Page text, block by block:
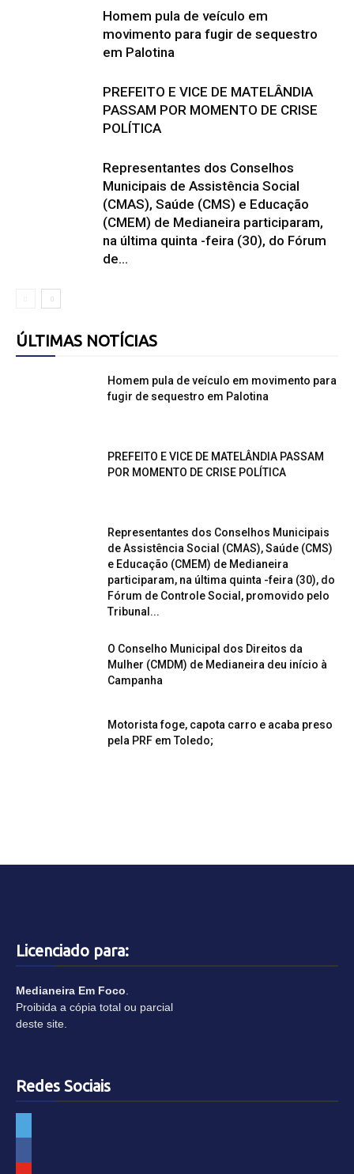
Homem pula de veículo em
movimento para fugir de sequestro
em Palotina
PREFEITO E VICE DE MATELÂNDIA
PASSAM POR MOMENTO DE CRISE
POLÍTICA
Representantes dos Conselhos
Municipais de Assistência Social
(CMAS), Saúde (CMS) e Educação
(CMEM) de Medianeira participaram,
na última quinta -feira (30), do Fórum
de...
ÚLTIMAS NOTÍCIAS
Homem pula de veículo em movimento para
fugir de sequestro em Palotina
PREFEITO E VICE DE MATELÂNDIA PASSAM
POR MOMENTO DE CRISE POLÍTICA
Representantes dos Conselhos Municipais
de Assistência Social (CMAS), Saúde (CMS)
e Educação (CMEM) de Medianeira
participaram, na última quinta -feira (30), do
Fórum de Controle Social, promovido pelo
Tribunal...
O Conselho Municipal dos Direitos da
Mulher (CMDM) de Medianeira deu início à
Campanha
Motorista foge, capota carro e acaba preso
pela PRF em Toledo;
Licenciado para:
Medianeira Em Foco
Proibida a cópia total ou parcial
deste site.
Redes Sociais